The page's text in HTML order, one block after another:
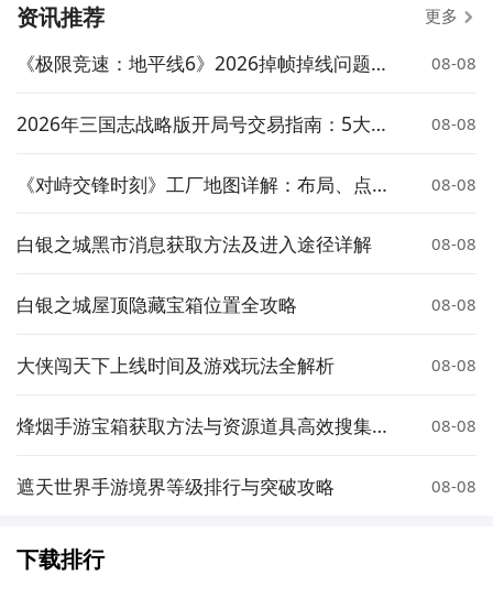
资讯推荐 更多
《极限竞速：地平线6》2026掉帧掉线问题深
08-08
2026年三国志战略版开局号交易指南：5大交
08-08
《对峙交锋时刻》工厂地图详解：布局、点位
08-08
白银之城黑市消息获取方法及进入途径详解 08-08
白银之城屋顶隐藏宝箱位置全攻略 08-08
大侠闯天下上线时间及游戏玩法全解析 08-08
烽烟手游宝箱获取方法与资源道具高效搜集攻
08-08
遮天世界手游境界等级排行与突破攻略 08-08
下载排行